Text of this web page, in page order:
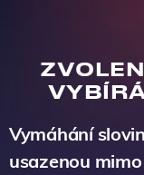
Vymáhání
usazenou